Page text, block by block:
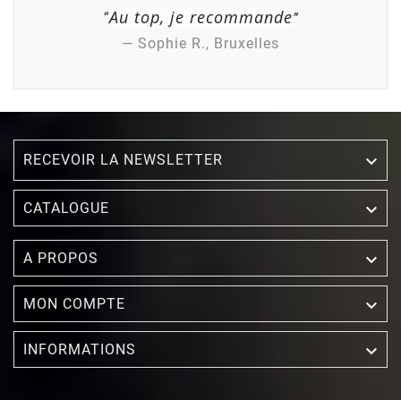
“Au top, je recommande”
— Sophie R., Bruxelles
RECEVOIR LA NEWSLETTER 
CATALOGUE 
A PROPOS 
MON COMPTE 
INFORMATIONS 